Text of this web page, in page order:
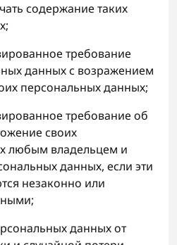
содержание таких
требование
данных с возражением
персональных данных;
требование об
своих
любым владельцем и
данных, если эти
незаконно или
данных от